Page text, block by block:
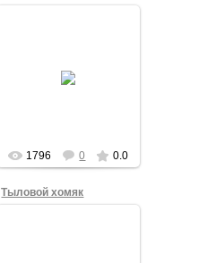
1796 0 0.0
Тыловой хомяк